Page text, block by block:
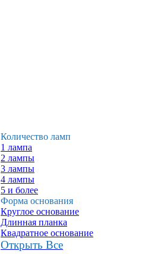
Количество ламп
1 лампа
2 лампы
3 лампы
4 лампы
5 и более
Форма основания
Круглое основание
Длинная планка
Квадратное основание
Открыть Все